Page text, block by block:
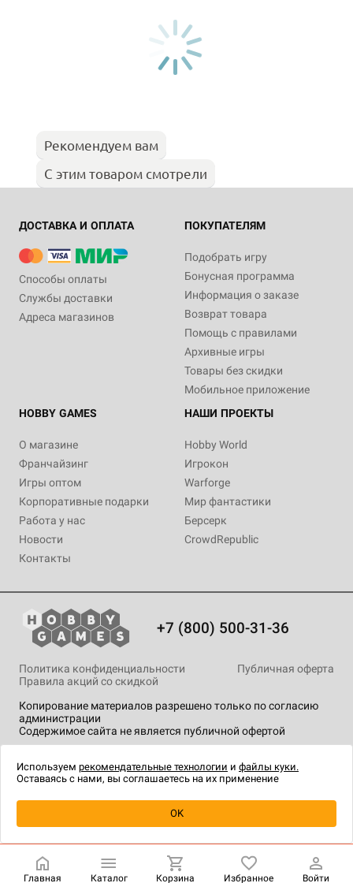
Купить
Рекомендуем вам
С этим товаром смотрели
ДОСТАВКА И ОПЛАТА
Способы оплаты
Службы доставки
Адреса магазинов
ПОКУПАТЕЛЯМ
Подобрать игру
Бонусная программа
Информация о заказе
Возврат товара
Помощь с правилами
Архивные игры
Товары без скидки
Мобильное приложение
HOBBY GAMES
О магазине
Франчайзинг
Игры оптом
Корпоративные подарки
Работа у нас
Новости
Контакты
НАШИ ПРОЕКТЫ
Hobby World
Игрокон
Warforge
Мир фантастики
Берсерк
CrowdRepublic
+7 (800) 500-31-36
Копирование материалов разрешено только по согласию
администрации
Содержимое сайта не является публичной офертой
Политика конфиденциальности
Публичная оферта
Правила акций со скидкой
технологии.
Главная Каталог Корзина Избранное Войти
Используем рекомендательные технологии и файлы куки.
Оставаясь с нами, вы соглашаетесь на их применение
OK